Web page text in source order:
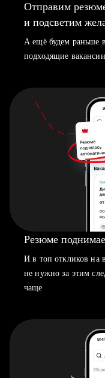
Отправим
и подсветим
А ещё будем раньше
подходящие
Резюме
И в топ откликов на
не нужно за этим
чаще